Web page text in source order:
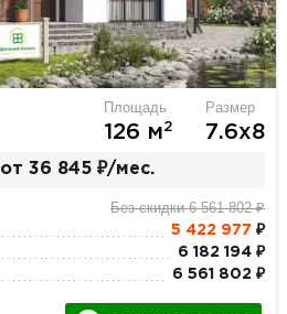
Площадь
126 м2
Размер
7.6х8
от 36 845 ₽/мес.
Без скидки 6 561 802 ₽
5 422 977 ₽
6 182 194 ₽
6 561 802 ₽